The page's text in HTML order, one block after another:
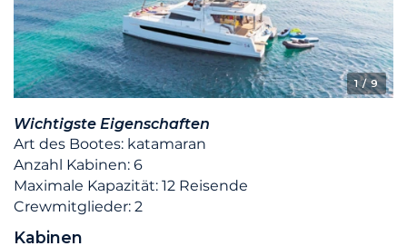
1/ 9
Wichtigste Eigenschaften
Art des Bootes: katamaran
Anzahl Kabinen: 6
Maximale Kapazität: 12 Reisende
Crewmitglieder: 2
Kabinen